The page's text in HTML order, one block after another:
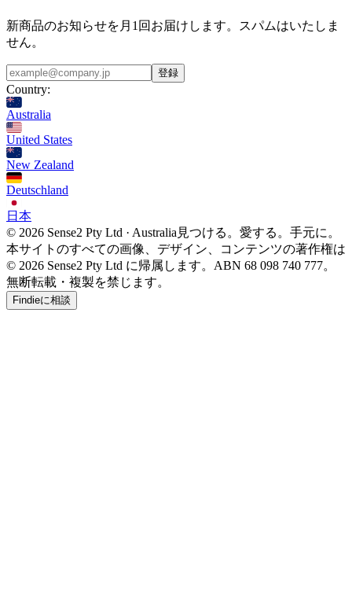
新商品のお知らせを月1回お届けします。スパムはいたしま
せん。
登録
Country:
Australia
United States
New Zealand
Deutschland
日本
© 2026 Sense2 Pty Ltd · Australia 見つける。愛する。手元に。
本サイトのすべての画像、デザイン、コンテンツの著作権は
© 2026 Sense2 Pty Ltd に帰属します。ABN 68 098 740 777。
無断転載・複製を禁じます。
Findieに相談